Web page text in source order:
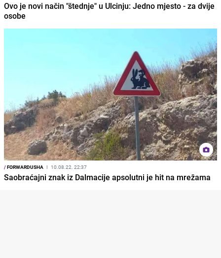
Ovo je novi način "štednje" u Ulcinju: Jedno mjesto - za dvije
osobe
/FORWARDUSHA I 10.08.22. 22:37
Saobraćajni znak iz Dalmacije apsolutni je hit na mrežama